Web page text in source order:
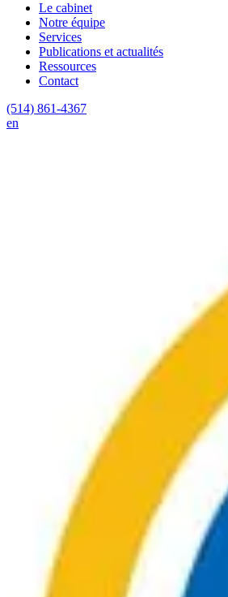
Le cabinet
Notre équipe
Services
Publications et actualités
Ressources
Contact
(514) 861-4367
en